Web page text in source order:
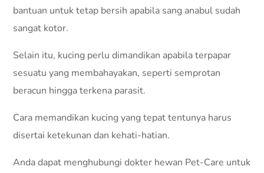
bantuan untuk tetap bersih apabila sang anabul sudah
sangat kotor.
Selain itu, kucing perlu dimandikan apabila terpapar
sesuatu yang membahayakan, seperti semprotan
beracun hingga terkena parasit.
Cara memandikan kucing yang tepat tentunya harus
disertai ketekunan dan kehati-hatian.
Anda dapat menghubungi dokter hewan Pet-Care untuk